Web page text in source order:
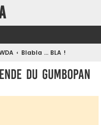
Blabla ... BLA !
du Gumbopan